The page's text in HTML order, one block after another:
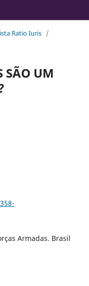
Ratio Iuris /
SÃO UM
Armadas. Brasil